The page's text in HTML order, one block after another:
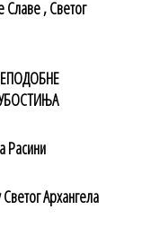
Славе , Светог
Расини
Светог Архангела